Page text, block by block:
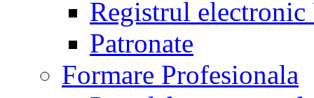
Registrul electronic
Patronate
Formare Profesionala